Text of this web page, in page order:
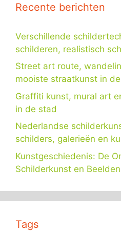
Recente berichten
Verschillende
schilderen, realistisch
Street art route,
mooiste straatkunst in
Graffiti kunst, mural art
in de stad
Nederlandse
schilders, galerieën en
Kunstgeschiedenis: De
Schilderkunst en
Tags